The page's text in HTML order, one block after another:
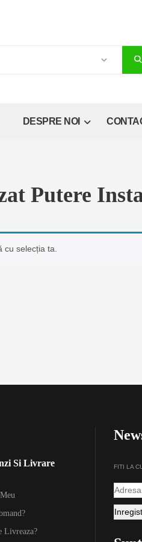
DESPRE NOI
Putere
selecția ta.
Si Livrare
Livreaza?
FITI LA